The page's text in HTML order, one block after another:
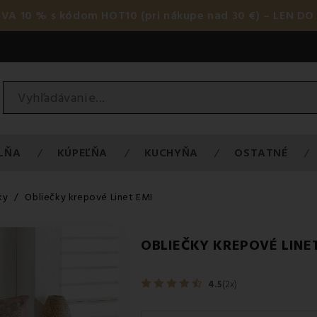
10 % s kódom HOT10 (pri nákupe nad 30 €) – LEN DO
KÚPEĽŇA KUCHYŇA OSTATNÉ
Obliečky krepové Linet EMI
OBLIEČKY KREPOVÉ
4.5(2x)